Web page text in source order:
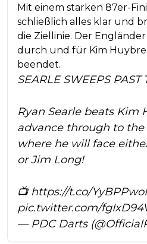
Mit einem starken 87er-
schließlich alles klar und
die Ziellinie. Der
durch und für Kim
beendet.
SEARLE SWEEPS PAST
Ryan Searle beats Kim
advance through to the
where he will face
or Jim Long!
📺 https://t.co/
pic.twitter.com/
— PDC Darts